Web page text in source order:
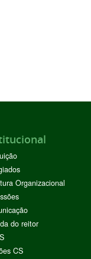
Organizacional
do reitor
CS